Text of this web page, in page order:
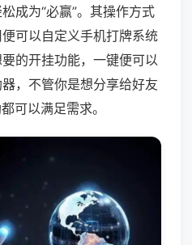
成为“必赢”。其操作方式
可以自定义手机打牌系统
的开挂功能，一键便可以
，不管你是想分享给好友
可以满足需求。